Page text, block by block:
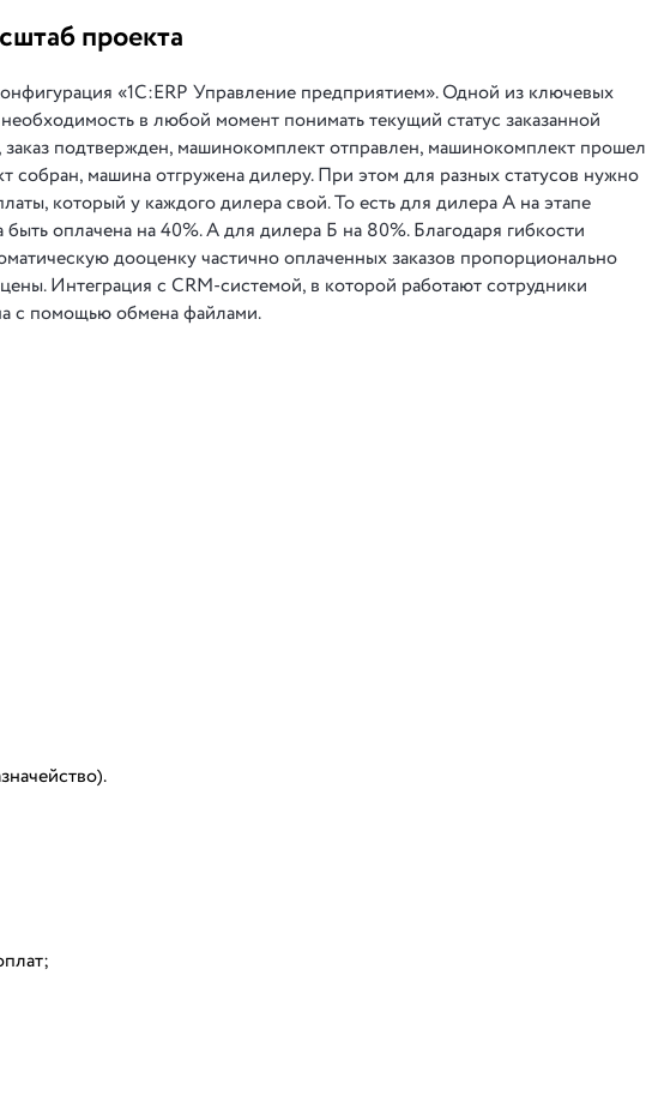
проекта
«1С:ERP Управление предприятием». Одной из ключевых
в любой момент понимать текущий статус заказанной
подтвержден, машинокомплект отправлен, машинокомплект прошел
машина отгружена дилеру. При этом для разных статусов нужно
который у каждого дилера свой. То есть для дилера А на этапе
оплачена на 40%. А для дилера Б на 80%. Благодаря гибкости
дооценку частично оплаченных заказов пропорционально
Интеграция с CRM-системой, в которой работают сотрудники
с помощью обмена файлами.